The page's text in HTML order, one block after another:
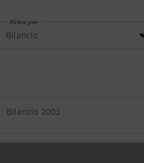
Filtra per
Bilancio
Bilancio 2003